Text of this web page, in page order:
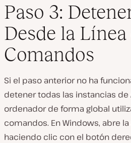
Paso 3:
Desde la Línea
Comandos
Si el paso anterior no ha
detener todas las instancias de
ordenador de forma global
comandos. En Windows, abre
haciendo clic con el botón